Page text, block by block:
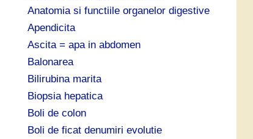
Anatomia si functiile organelor digestive
Apendicita
Ascita = apa in abdomen
Balonarea
Bilirubina marita
Biopsia hepatica
Boli de colon
Boli de ficat denumiri evolutie